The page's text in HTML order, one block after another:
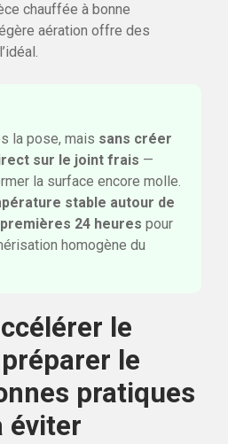
chauffée à bonne
aération offre des
la pose, mais sans créer
sur le joint frais —
la surface encore molle.
stable autour de
24 heures pour
homogène du
le
le
pratiques
éviter